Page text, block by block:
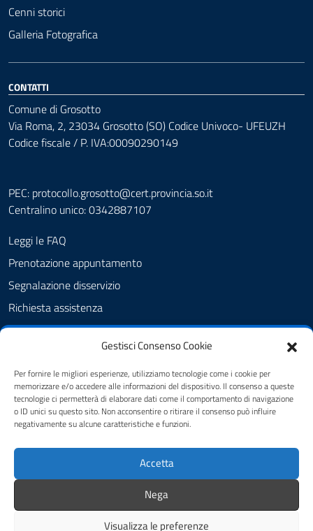
Gestisci Consenso Cookie
Per fornire le migliori esperienze, utilizziamo tecnologie come i cookie per
memorizzare e/o accedere alle informazioni del dispositivo. Il consenso a queste
tecnologie ci permetterà di elaborare dati come il comportamento di navigazione
o ID unici su questo sito. Non acconsentire o ritirare il consenso può influire
negativamente su alcune caratteristiche e funzioni.
Accetta
Nega
Visualizza le preferenze
Cenni storici
Galleria Fotografica
CONTATTI
Comune di Grosotto
Via Roma, 2, 23034 Grosotto (SO) Codice Univoco- UFEUZH
Codice fiscale / P. IVA:00090290149
PEC: protocollo.grosotto@cert.provincia.so.it
Centralino unico: 0342887107
Leggi le FAQ
Prenotazione appuntamento
Segnalazione disservizio
Richiesta assistenza
Amministrazione trasparente
Informativa privacy
Cookie policy
Pubblicità legale
Feedback